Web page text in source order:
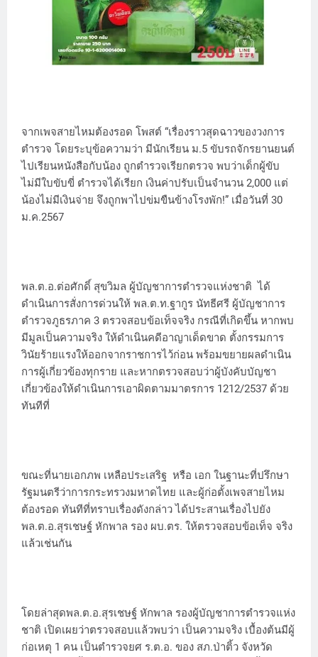
จากเพจสายไหมต้องรอด โพสต์ “เรื่องราวสุดฉาวของวงการ
ตำรวจ โดยระบุข้อความว่า มีนักเรียน ม.5 ขับรถจักรยานยนต์
ไปเรียนหนังสือกับน้อง ถูกตำรวจเรียกตรวจ พบว่าเด็กผู้ขับ
ไม่มีใบขับขี่ ตำรวจได้เรียก เงินค่าปรับเป็นจำนวน 2,000 แต่
น้องไม่มีเงินจ่าย จึงถูกพาไปข่มขืนข้างโรงพัก!” เมื่อวันที่ 30
ม.ค.2567
พล.ต.อ.ต่อศักดิ์ สุขวิมล ผู้บัญชาการตำรวจแห่งชาติ ได้
ดำเนินการสั่งการด่วนให้ พล.ต.ท.ฐากูร นัทธีศรี ผู้บัญชาการ
ตำรวจภูธรภาค 3 ตรวจสอบข้อเท็จจริง กรณีที่เกิดขึ้น หากพบ
มีมูลเป็นความจริง ให้ดำเนินคดีอาญาเด็ดขาด ตั้งกรรมการ
วินัยร้ายแรงให้ออกจากราชการไว้ก่อน พร้อมขยายผลดำเนิน
การผู้เกี่ยวข้องทุกราย และหากตรวจสอบว่าผู้บังคับบัญชา
เกี่ยวข้องให้ดำเนินการเอาผิดตามมาตรการ 1212/2537 ด้วย
ทันทีที่
ขณะที่นายเอกภพ เหลือประเสริฐ หรือ เอก ในฐานะที่ปรึกษา
รัฐมนตรีว่าการกระทรวงมหาดไทย และผู้ก่อตั้งเพจสายไหม
ต้องรอด ทันทีที่ทราบเรื่องดังกล่าว ได้ประสานเรื่องไปยัง
พล.ต.อ.สุรเชษฐ์ หักพาล รอง ผบ.ตร. ให้ตรวจสอบข้อเท็จ จริง
แล้วเช่นกัน
โดยล่าสุดพล.ต.อ.สุรเชษฐ์ หักพาล รองผู้บัญชาการตำรวจแห่ง
ชาติ เปิดเผยว่าตรวจสอบแล้วพบว่า เป็นความจริง เบื้องต้นมีผู้
ก่อเหตุ 1 คน เป็นตำรวจยศ ร.ต.อ. ของ สภ.ป่าติ้ว จังหวัด